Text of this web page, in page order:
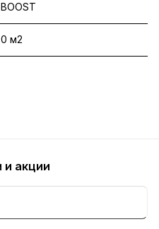
BOOST
0 м2
и акции